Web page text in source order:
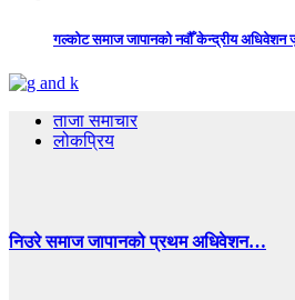
गल्कोट समाज जापानको नवौँ केन्द्रीय
ताजा समाचार
लोकप्रिय
निउरे समाज जापानको प्रथम अधिवेशन…